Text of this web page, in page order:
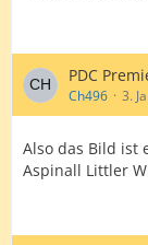
PDC
Ch496 3.
Also das Bild ist
Aspinall Littler